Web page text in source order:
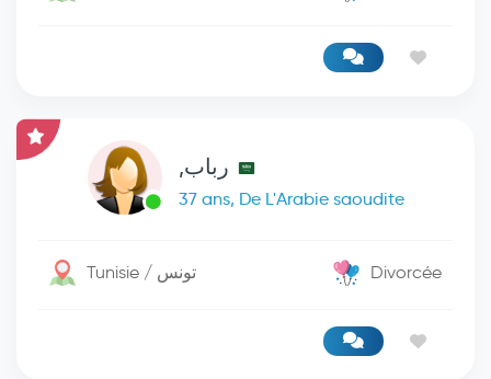
رباب,
37 ans, De L'Arabie saoudite
Tunisie / تونس Divorcée